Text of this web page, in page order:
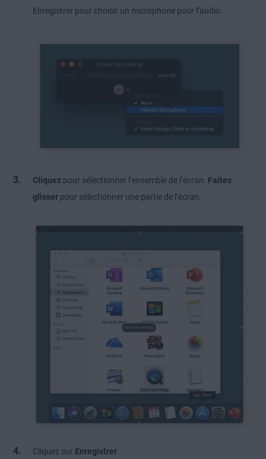
Enregistrer pour choisir un microphone pour l’audio.
Cliquez pour sélectionner l’ensemble de l’écran. Faites
glisser pour sélectionner une partie de l’écran.
Cliquez sur Enregistrer